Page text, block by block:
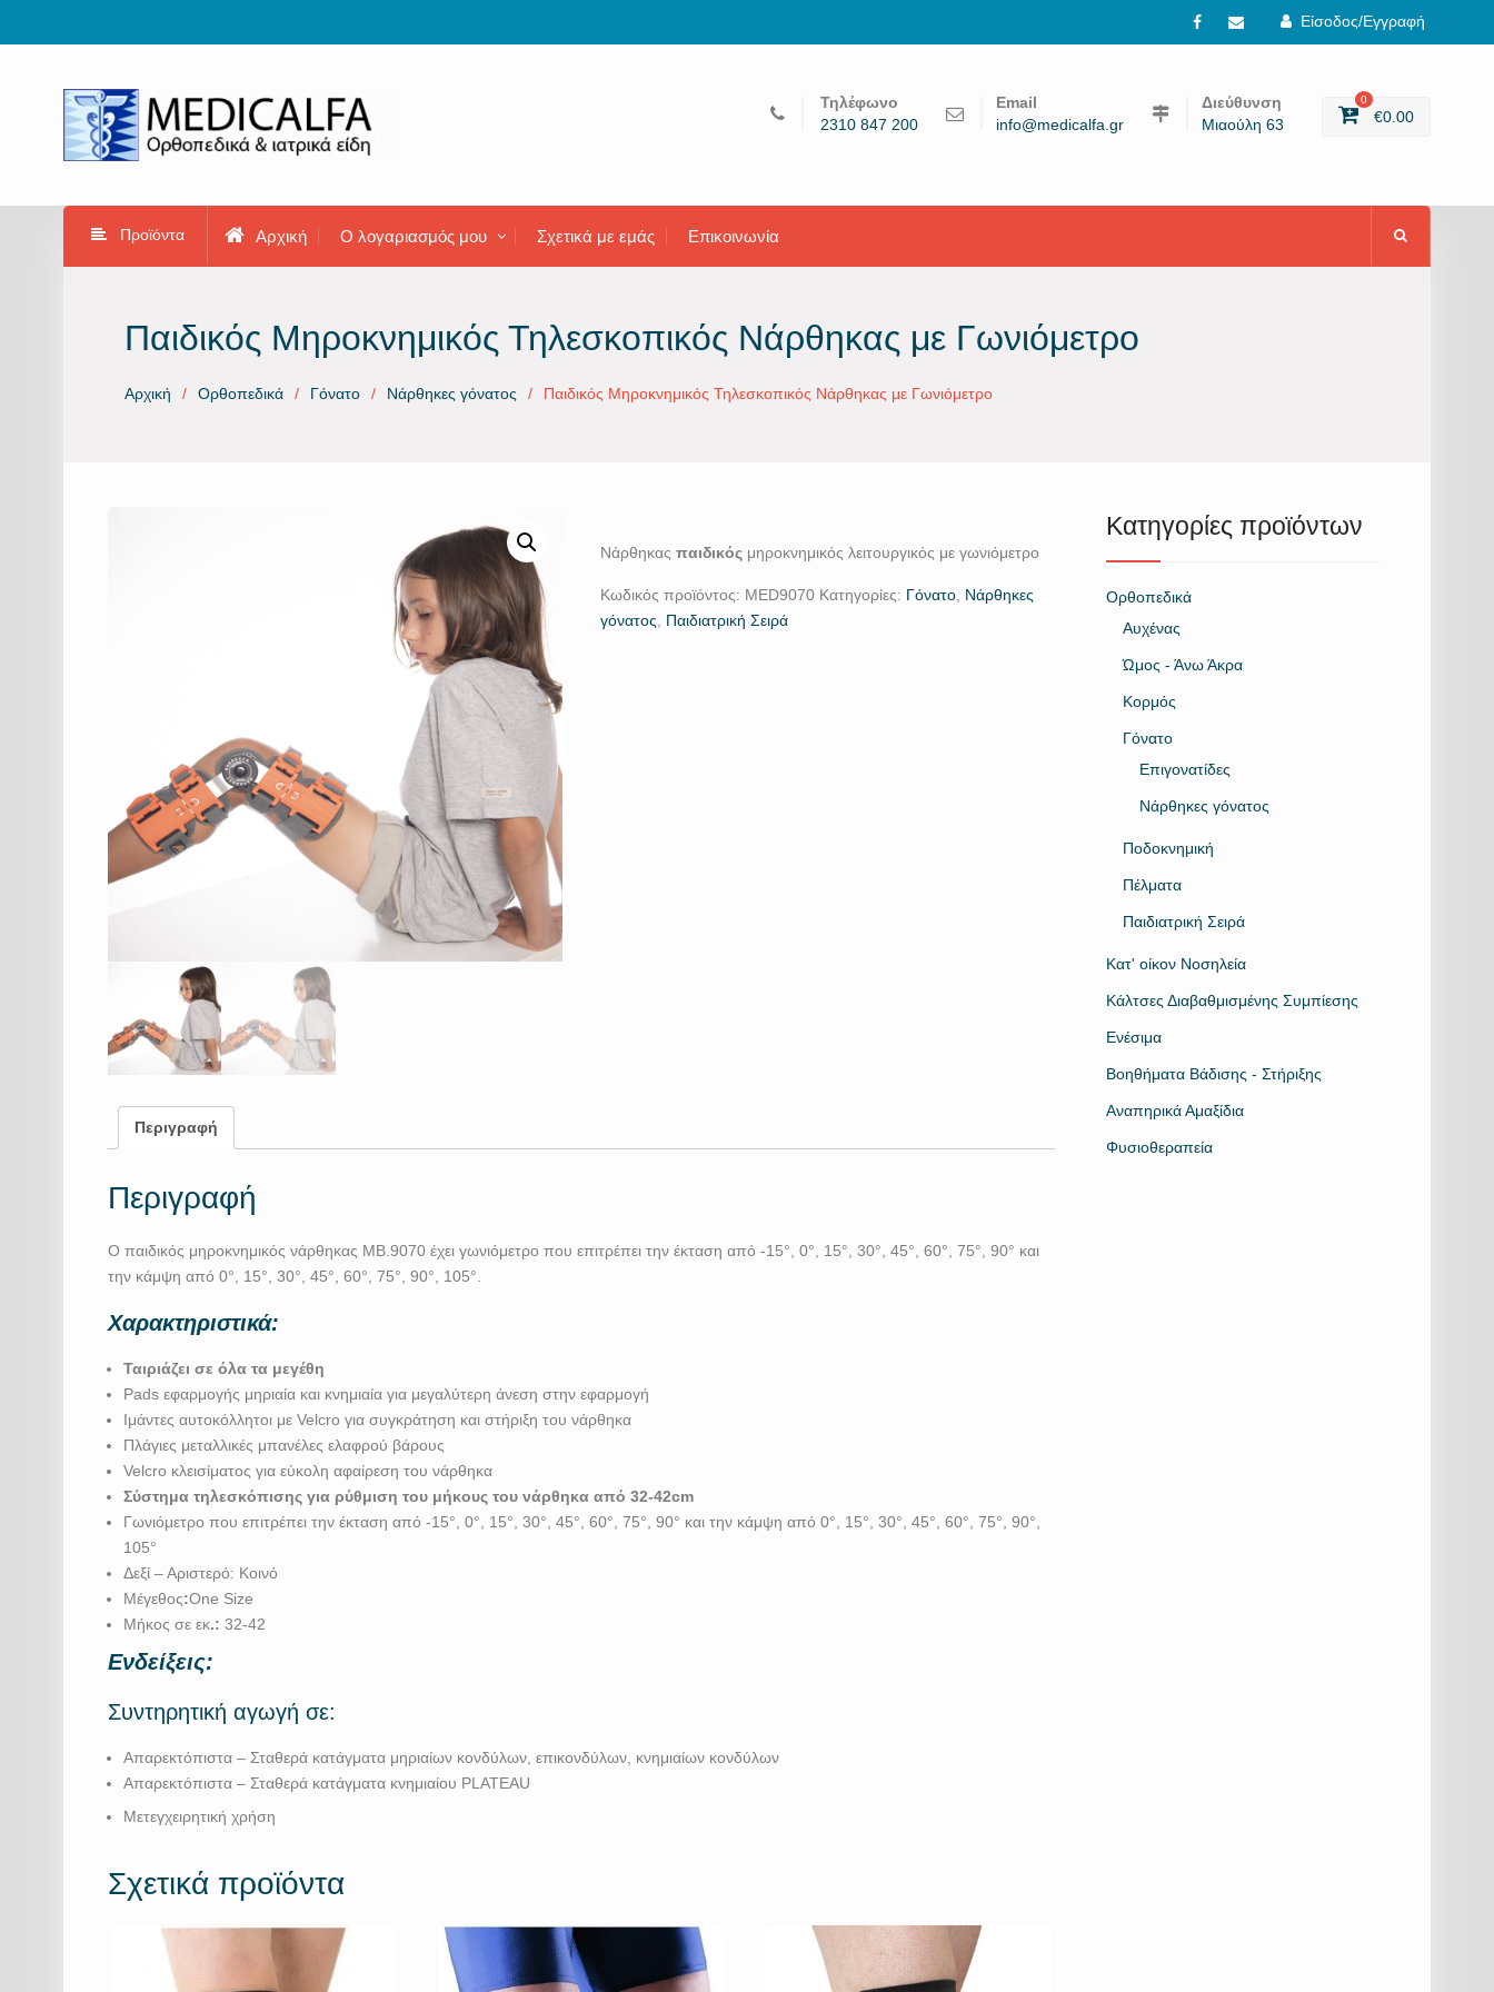
Είσοδος/Εγγραφή
Facebook
email
Τηλέφωνο
2310 847 200
Email
info@medicalfa.gr
Διεύθυνση
Μιαούλη 63
0
€0.00
Προϊόντα Αρχική Ο λογαριασμός μου Σχετικά με εμάς Επικοινωνία
Παιδικός Μηροκνημικός Τηλεσκοπικός Νάρθηκας με Γωνιόμετρο
Αρχική Ορθοπεδικά Γόνατο Νάρθηκες γόνατος Παιδικός Μηροκνημικός Τηλεσκοπικός Νάρθηκας με Γωνιόμετρο
Νάρθηκαςπαιδικός μηροκνημικός λειτουργικός με γωνιόμετρο
Κωδικός προϊόντος: MED9070 Κατηγορίες: Γόνατο Νάρθηκες
γόνατος
Παιδιατρική Σειρά
Περιγραφή
Περιγραφή
Ο παιδικός μηροκνημικός νάρθηκας MB.9070 έχει γωνιόμετρο που επιτρέπει την έκταση από -15°, 0°, 15°, 30°, 45°, 60°, 75°, 90° και
την κάμψη από 0°, 15°, 30°, 45°, 60°, 75°, 90°, 105°.
Χαρακτηριστικά:
Ταιριάζει σε όλα τα μεγέθη
Pads εφαρμογής μηριαία και κνημιαία για μεγαλύτερη άνεση στην εφαρμογή
Ιμάντες αυτοκόλλητοι με Velcro για συγκράτηση και στήριξη του νάρθηκα
Πλάγιες μεταλλικές μπανέλες ελαφρού βάρους
Velcro κλεισίματος για εύκολη αφαίρεση του νάρθηκα
Σύστημα τηλεσκόπισης για ρύθμιση του μήκους του νάρθηκα από 32-42cm
Γωνιόμετρο που επιτρέπει την έκταση από -15°, 0°, 15°, 30°, 45°, 60°, 75°, 90° και την κάμψη από 0°, 15°, 30°, 45°, 60°, 75°, 90°,
105°
Δεξί – Αριστερό: Κοινό
Μέγεθος:One Size
Μήκος σε εκ.: 32-42
Ενδείξεις:
Συντηρητική αγωγή σε:
Απαρεκτόπιστα – Σταθερά κατάγματα μηριαίων κονδύλων, επικονδύλων, κνημιαίων κονδύλων
Απαρεκτόπιστα – Σταθερά κατάγματα κνημιαίου PLATEAU
Μετεγχειρητική χρήση
Σχετικά προϊόντα
Κατηγορίες προϊόντων
Ορθοπεδικά
Αυχένας
Ώμος - Άνω Άκρα
Κορμός
Γόνατο
Επιγονατίδες
Νάρθηκες γόνατος
Ποδοκνημική
Πέλματα
Παιδιατρική Σειρά
Κατ' οίκον Νοσηλεία
Κάλτσες Διαβαθμισμένης Συμπίεσης
Ενέσιμα
Βοηθήματα Βάδισης - Στήριξης
Αναπηρικά Αμαξίδια
Φυσιοθεραπεία